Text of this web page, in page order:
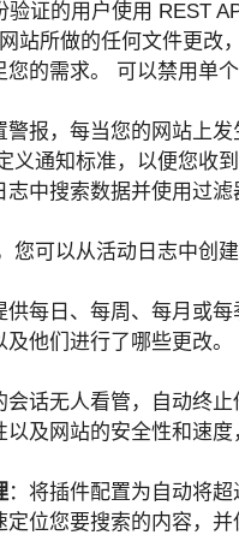
验证的用户使用 REST
站所做的任何文件更改
您的需求。 可以禁用单
警报，每当您的网站上
通知标准，以便您收
志中搜索数据并使用过
您可以从活动日志中创
每日、每周、每月或每
及他们进行了哪些更改
话无人看管，自动终止
以及网站的安全性和速
：将插件配置为自动将
位您要搜索的内容，